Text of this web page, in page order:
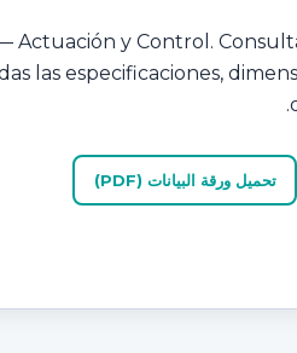
Actuación y Control.
las especificaciones,
تحميل ورقة البيانات (PDF)